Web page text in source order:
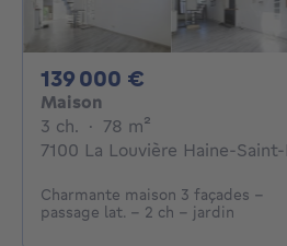
139 000 €
Maison
3 ch. 3 chambres
· 78 m²
7100 La Louvière Haine-
Charmante maison 3 façades -
passage lat. - 2 ch - jardin